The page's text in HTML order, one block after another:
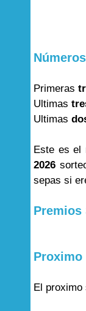
Primeras
Ultimas
Ultimas
Este es el
2026
sepas si
Premios
Proximo
El proximo